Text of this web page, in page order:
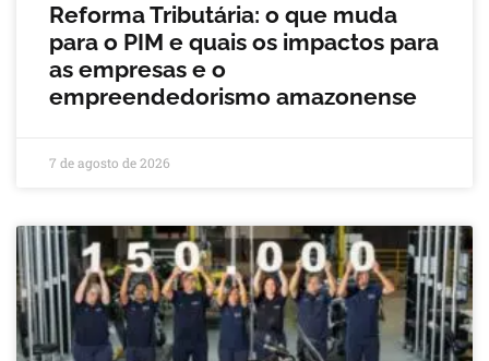
Reforma Tributária: o que muda
para o PIM e quais os impactos para
as empresas e o
empreendedorismo amazonense
7 de agosto de 2026